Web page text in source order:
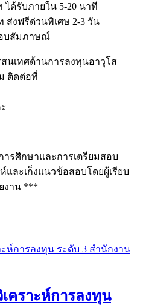
ได้รับภายใน 5-20 นาที
ส่งฟรีด่วนพิเศษ 2-3 วัน
อบสัมภาษณ์
นเทศด้านการลงทุนอาวุโส
ติดต่อที่
รศึกษาและการเตรียมสอบ
และเก็งแนวข้อสอบโดยผู้เรียบ
งาน ***
คราะห์การลงทุน